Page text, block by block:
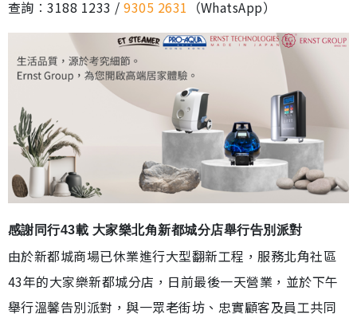
查詢︰3188 1233 /9305 2631 （WhatsApp）
感謝同行43載 大家樂北角新都城分店舉行告別派對
由於新都城商場已休業進行大型翻新工程，服務北角社區
43年的大家樂新都城分店，日前最後一天營業，並於下午
舉行溫馨告別派對，與一眾老街坊、忠實顧客及員工共同